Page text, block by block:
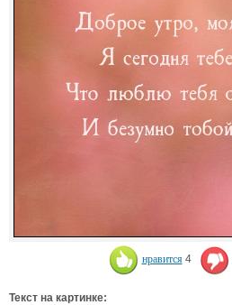
нравится 4
Текст на картинке: